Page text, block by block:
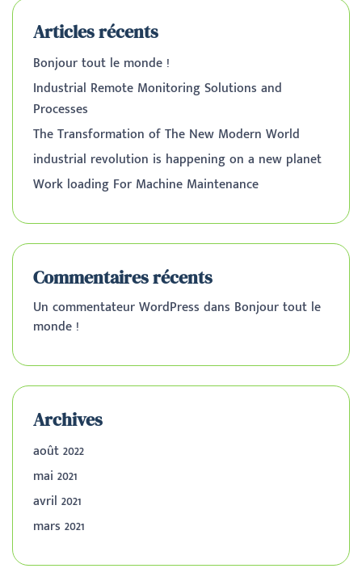
Articles récents
Bonjour tout le monde !
Industrial Remote Monitoring Solutions and
Processes
The Transformation of The New Modern World
industrial revolution is happening on a new planet
Work loading For Machine Maintenance
Commentaires récents
Un commentateur WordPress dans Bonjour tout le
monde !
Archives
août 2022
mai 2021
avril 2021
mars 2021